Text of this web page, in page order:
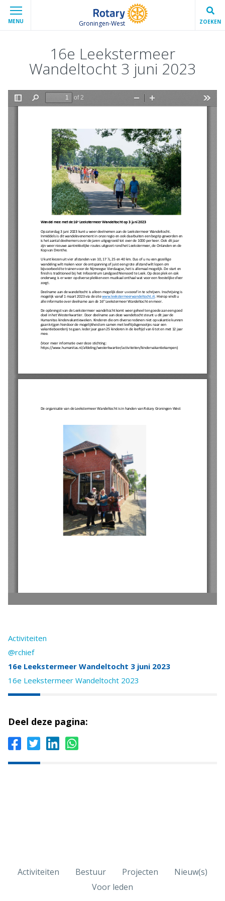
MENU Groningen-West ZOEKEN
16e Leekstermeer
Wandeltocht 3 juni 2023
Activiteiten
@rchief
16e Leekstermeer Wandeltocht 3 juni 2023
16e Leekstermeer Wandeltocht 2023
Deel deze pagina:
Activiteiten Bestuur Projecten
Nieuw(s)
Voor leden